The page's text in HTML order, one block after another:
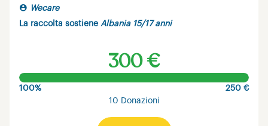
Wecare
La raccolta sostiene Albania 15/17 anni
300 €
100%
250 €
10 Donazioni